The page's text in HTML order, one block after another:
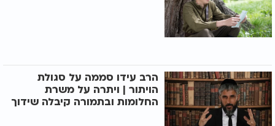
הרב עידו סממה על סגולת
הויתור | ויתרה על משרת
החלומות ובתמורה קיבלה שידוך